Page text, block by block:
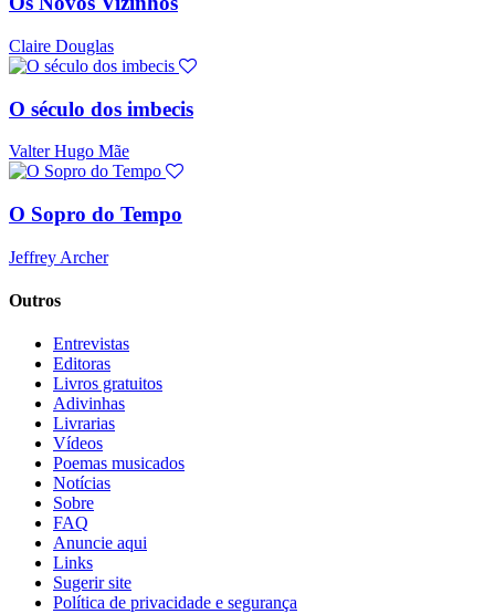
Claire Douglas
O século dos imbecis
Valter Hugo Mãe
O Sopro do Tempo
Jeffrey Archer
Outros
Entrevistas
Editoras
Livros gratuitos
Adivinhas
Livrarias
Vídeos
Poemas musicados
Notícias
Sobre
FAQ
Anuncie aqui
Links
Sugerir site
Política de privacidade e segurança